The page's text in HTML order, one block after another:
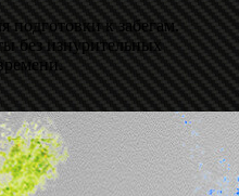
подготовки к забегам.
без изнурительных